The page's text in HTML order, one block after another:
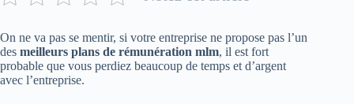
On ne va pas se mentir, si votre entreprise ne propose pas l’un
des meilleurs plans de rémunération mlm, il est fort
probable que vous perdiez beaucoup de temps et d’argent
avec l’entreprise.